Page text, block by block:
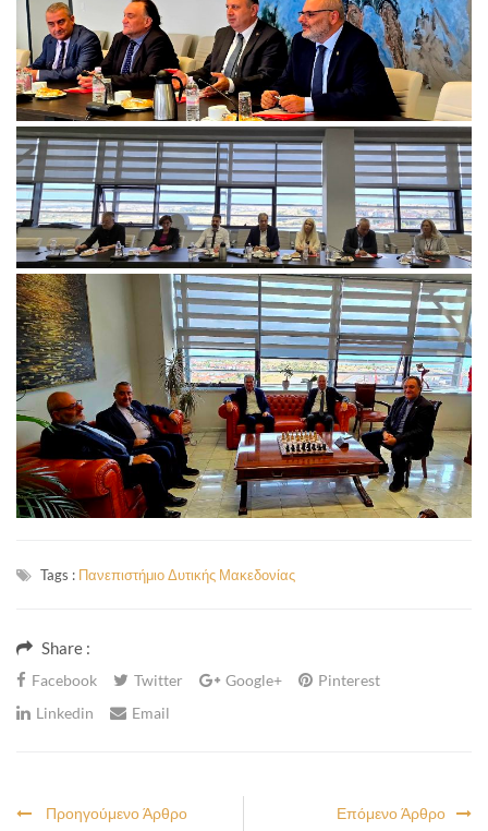
Tags : Πανεπιστήμιο Δυτικής Μακεδονίας
Share :
Facebook Twitter Google+
Pinterest
Linkedin
Email
Επόμενο Άρθρο
Προηγούμενο Άρθρο